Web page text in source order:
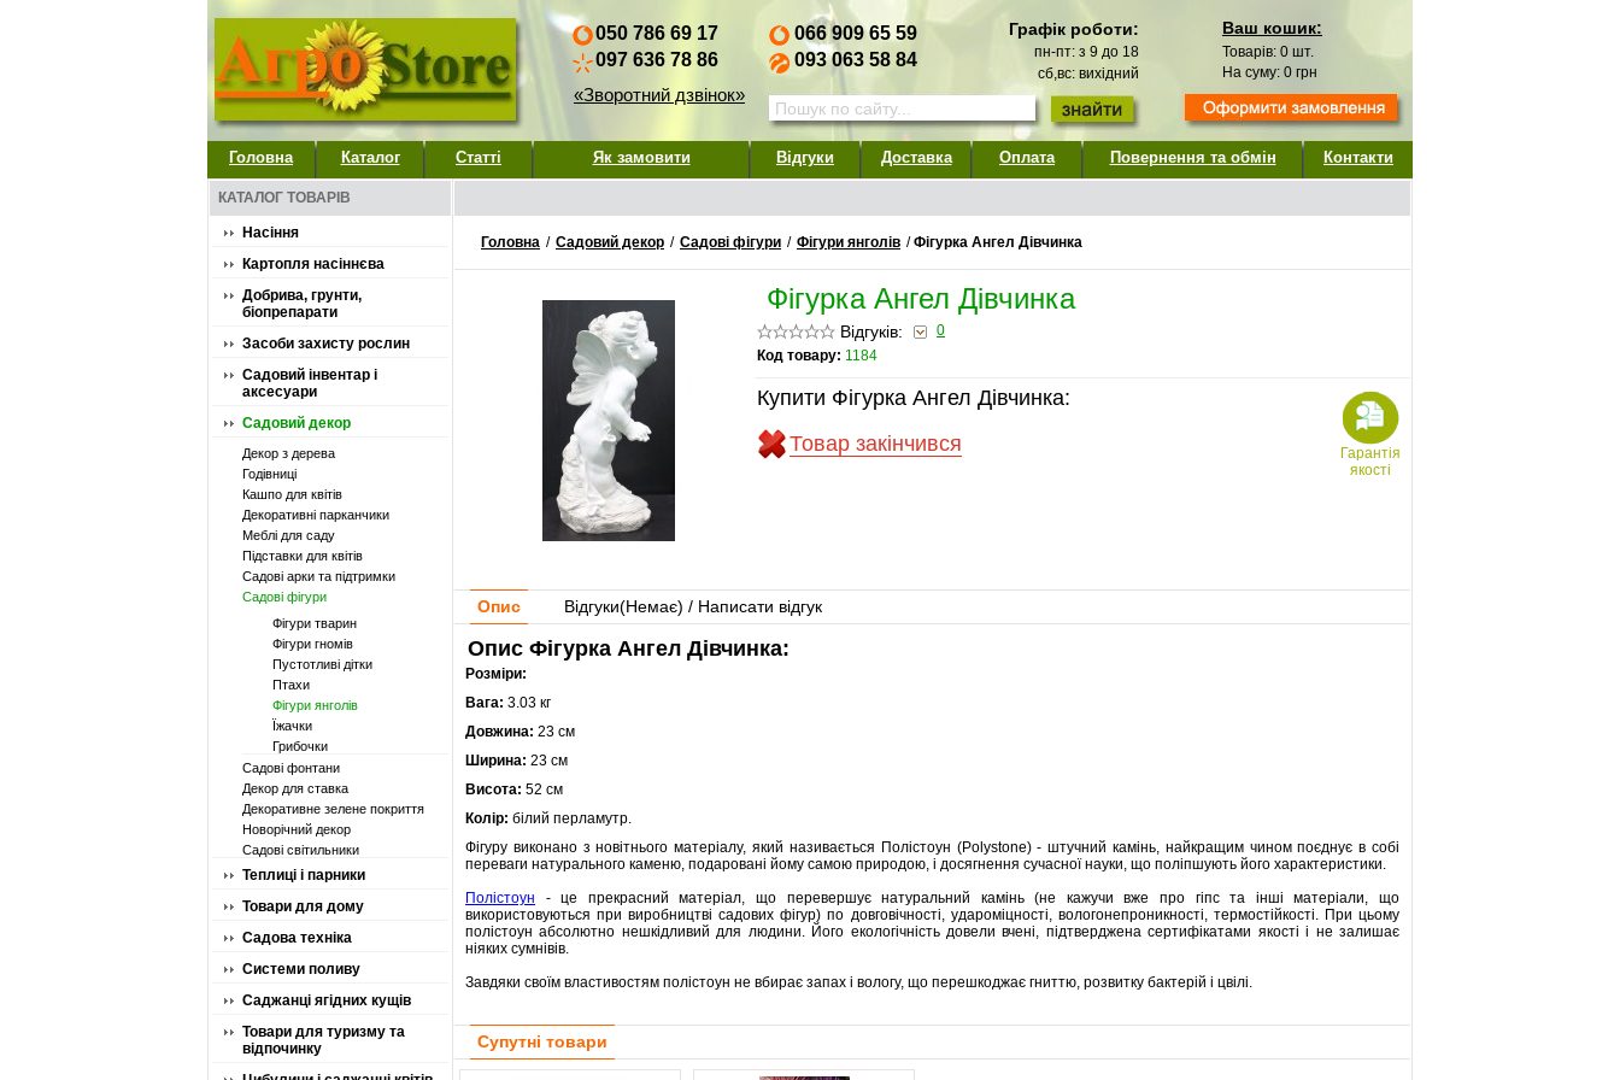
050 786 69 17
097 636 78 86
«Зворотний дзвінок»
066 909 65 59
093 063 58 84
Графік роботи:
пн-пт: з 9 до 18
сб,вс: вихідний
Ваш кошик:
Товарів: 0 шт.
На суму: 0 грн
Головна Каталог Статті Як замовити Відгуки Доставка Оплата Повернення та обмін Контакти
КАТАЛОГ ТОВАРІВ
Насіння
Картопля насіннєва
Добрива, грунти,
біопрепарати
Засоби захисту рослин
Садовий інвентар і
аксесуари
Садовий декор
Декор з дерева
Годівниці
Кашпо для квітів
Декоративні парканчики
Меблі для саду
Підставки для квітів
Садові арки та підтримки
Садові фігури
Фігури тварин
Фігури гномів
Пустотливі дітки
Птахи
Фігури янголів
Їжачки
Грибочки
Садові фонтани
Декор для ставка
Декоративне зелене покриття
Новорічний декор
Садові світильники
Теплиці і парники
Товари для дому
Садова техніка
Системи поливу
Саджанці ягідних кущів
Товари для туризму та
відпочинку
Головна / Садовий декор / Садові фігури / Фігури янголів /Фігурка Ангел Дівчинка
Фігурка Ангел Дівчинка
Відгуків:
0
Код товару: 1184
Купити Фігурка Ангел Дівчинка:
Товар закінчився
Гарантія
якості
Опис Відгуки(Немає) / Написати відгук
Опис Фігурка Ангел Дівчинка:
Розміри:
Вага: 3.03 кг
Довжина: 23 см
Ширина: 23 см
Висота: 52 см
Колір: білий перламутр.
Фігуру виконано з новітнього матеріалу, який називається Полістоун (Polystone) - штучний камінь, найкращим чином поєднує в собі
переваги натурального каменю, подаровані йому самою природою, і досягнення сучасної науки, що поліпшують його характеристики.
Полістоун - це прекрасний матеріал, що перевершує натуральний камінь (не кажучи вже про гіпс та інші матеріали, що
використовуються при виробництві садових фігур) по довговічності, удароміцності, вологонепроникності, термостійкості. При цьому
полістоун абсолютно нешкідливий для людини. Його екологічність довели вчені, підтверджена сертифікатами якості і не залишає
ніяких сумнівів.
Завдяки своїм властивостям полістоун не вбирає запах і вологу, що перешкоджає гниттю, розвитку бактерій і цвілі.
Супутні товари